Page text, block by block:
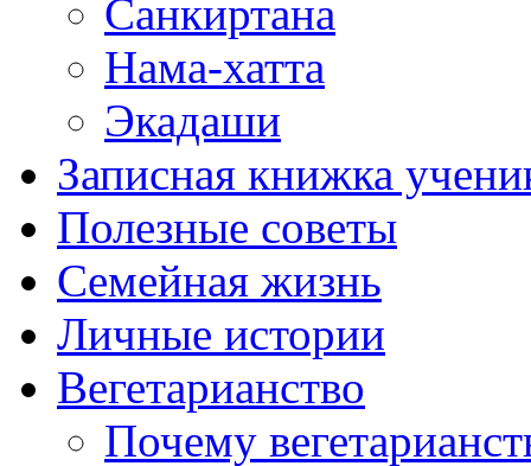
Санкиртана
Нама-хатта
Экадаши
Записная книжка
Полезные советы
Семейная жизнь
Личные истории
Вегетарианство
Почему